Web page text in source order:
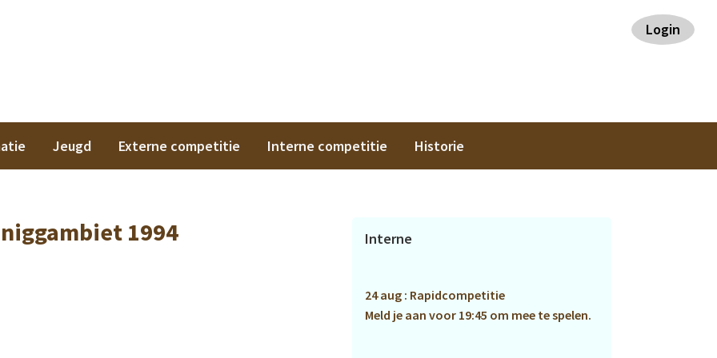
Login
Jeugd Externe competitie Interne competitie Historie
1994
Primaire
Interne
24 aug : Rapidcompetitie
Meld je aan voor 19:45 om mee te spelen.